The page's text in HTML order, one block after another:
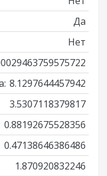
Да
Нет
8.1297644457942
3.5307118379817
0.88192675528356
0.47138646386486
1.870920832246